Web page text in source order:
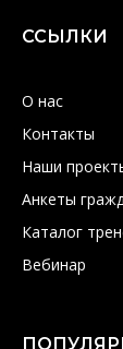
ССЫЛКИ
О нас
Контакты
Наши
Анкеты
Каталог
Вебинар